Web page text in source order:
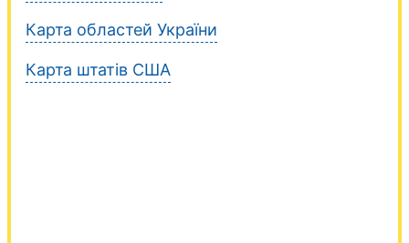
Карта областей України
Карта штатів США